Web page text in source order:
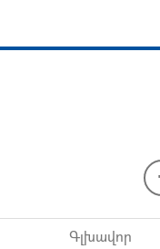
Գլխավոր